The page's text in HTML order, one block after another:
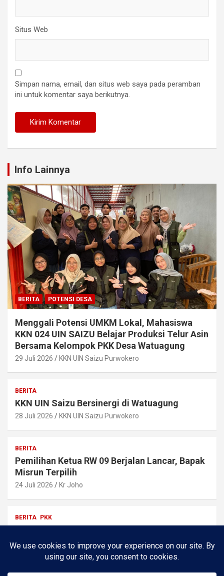
Situs Web
Simpan nama, email, dan situs web saya pada peramban
ini untuk komentar saya berikutnya.
Info Lainnya
BERITA POTENSI DESA
Menggali Potensi UMKM Lokal, Mahasiswa
KKN 024 UIN SAIZU Belajar Produksi Telur Asin
Bersama Kelompok PKK Desa Watuagung
29 Juli 2026 KKN UIN Saizu Purwokero
BERITA
KKN UIN Saizu Bersinergi di Watuagung
28 Juli 2026 KKN UIN Saizu Purwokero
BERITA
Pemilihan Ketua RW 09 Berjalan Lancar, Bapak
Misrun Terpilih
24 Juli 2026 Kr Joho
BERITA PKK
SAIZU PURWOKERTO
24 Juli 2026 Dzakiyyah Balqis